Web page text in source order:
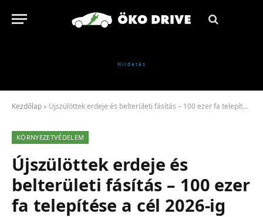
Kezdőlap » Újszülöttek erdeje és belterületi fásítás – 100 ezer fa telepítése a cél 2026-ig
KÖRNYEZETVÉDELEM
Újszülöttek erdeje és
belterületi fásítás – 100 ezer
fa telepítése a cél 2026-ig